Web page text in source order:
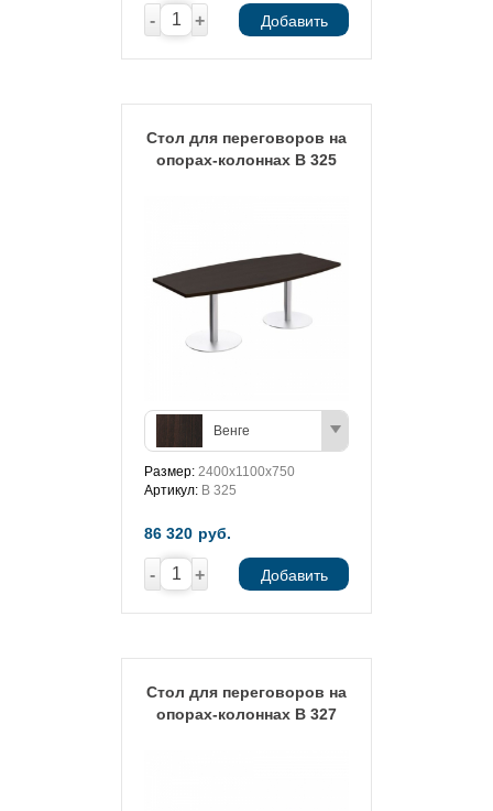
- + Добавить
Стол для переговоров на
опорах-колоннах В 325
Венге
Размер: 2400x1100x750
Артикул: В 325
86 320 руб.
- + Добавить
Стол для переговоров на
опорах-колоннах В 327